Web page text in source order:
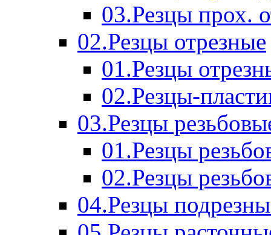
03.Резцы прох.
02.Резцы отрезные
01.Резцы
02.Резцы-
03.Резцы
01.Резцы
02.Резцы
04.Резцы